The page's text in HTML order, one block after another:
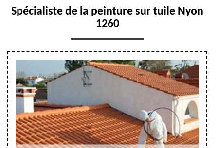
Spécialiste de la peinture sur tuile Nyon
1260